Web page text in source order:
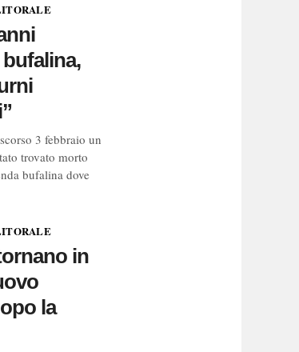
bufalina,
3 febbraio un
trovato morto
bufalina dove
in
la